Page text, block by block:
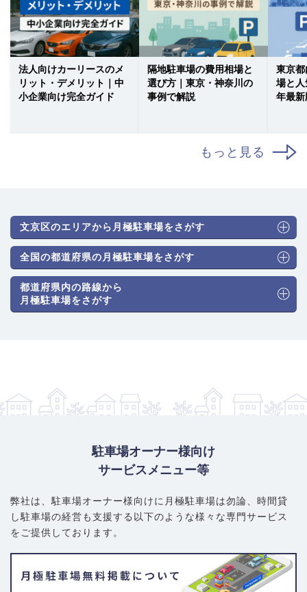
法人向けカーリースのメ
リット・デメリット｜中
小企業向け完全ガイド
隔地駐車場の費用相場と
選び方｜東京・神奈川の
事例で解説
東京
場と
年最新
もっと見る
文京区のエリアから月極駐車場をさがす
全国の都道府県の月極駐車場をさがす
都道府県内の路線から
月極駐車場をさがす
駐車場オーナー様向け
サービスメニュー等
弊社は、駐車場オーナー様向けに月極駐車場は勿論、 時間貸
し駐車場の経営も支援する以下のような様々な専門サービス
をご提供しております。